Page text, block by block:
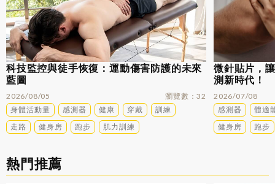
科技監控與徒手恢復：運動傷害防護的未來
藍圖
2026/08/05 瀏覽數
32
身體活動量
感測器 健康 穿戴
訓練
走路
健身房 跑步 肌力訓練
微針貼片，
測新時代！
2026/07/08
感測器
體適
健身房
跑步
熱門推薦